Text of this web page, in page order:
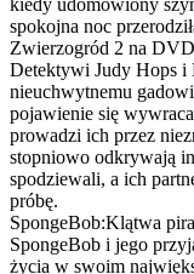
kiedy udomowiony
spokojna noc
Zwierzogród 2 na
Detektywi Judy Hops i
nieuchwytnemu
pojawienie się
prowadzi ich przez
stopniowo odkrywają
spodziewali, a ich
próbę.
SpongeBob:Klątwa
SpongeBob i jego
życia w swoim